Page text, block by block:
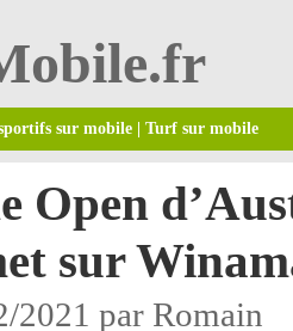
sur mobile Turf sur mobile
Open
sur
2021 par Romain